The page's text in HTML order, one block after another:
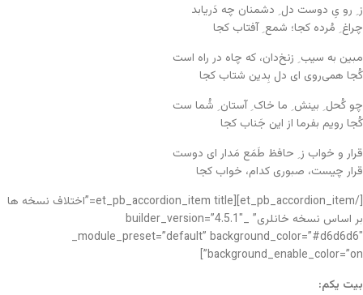
ز ِ رو یِ دوست دل ِ دشمنان چه دَریابد
چراغ ِ مُرده کجا؛ شمع ِ آفتاب کجا
مبین به سیب ِ زنخ‌دان، که چاه در راه است
کُجا همی‌روی ای دل بِدین شتاب کجا
چو کُحل ِ بینش ِ ما خاک ِ آستان ِ شُما ست
کُجا رویم بفرما از این جَناب کجا
قرار و خواب ز ِ حافظ طَمَع مَدار ای دوست
قرار چیست، صبوری کدام، خواب کجا
[/et_pb_accordion_item][et_pb_accordion_item title=”اختلاف نسخه ها
بر اساس نسخه خانلری” _builder_version=”4.5.1″
_module_preset=”default” background_color=”#d6d6d6″
background_enable_color=”on”]
بیت یکم: